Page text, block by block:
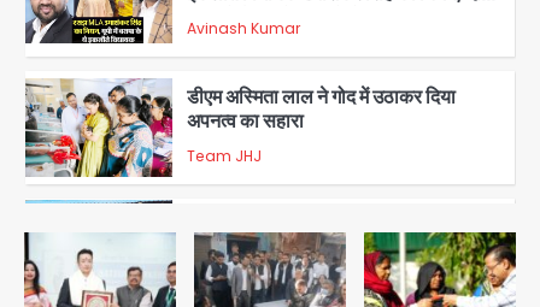
4
साल से कैंसर से जूझ रहे थे
Avinash Kumar
5
डीएम अस्मिता लाल ने गोद में उठाकर दिया
अपनत्व का सहारा
Team JHJ
करने वाले 11 बांग्लादेशी नागरिक सेंट्रल जिला
पुलिस के हत्थे चढ़े
Team JHJ